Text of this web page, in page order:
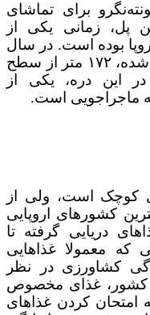
برای تماشای
پل، زمانی یکی از
بوده است. در سال
۱۹۴۲ ساخته شده و پل بازسازی شده، ۱۷۲ متر از سطح
در این دره، یکی از
ماجراجویی است.
کوچک است، ولی از
کشورهای اروپایی
دریایی گرفته تا
که معمولا غذاهایی
کشاورزی در نظر
کشور، غذای مخصوص
امتحان کردن غذاهای